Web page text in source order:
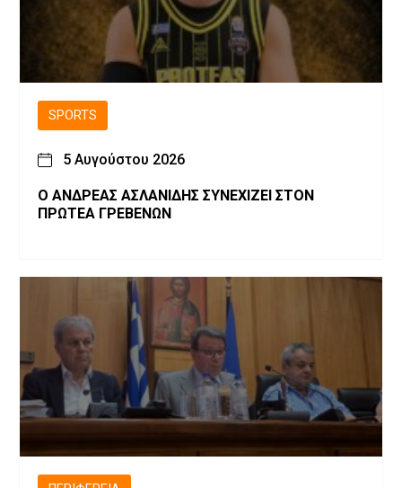
SPORTS
5 Αυγούστου 2026
Ο ΑΝΔΡΕΑΣ ΑΣΛΑΝΙΔΗΣ ΣΥΝΕΧΙΖΕΙ ΣΤΟΝ
ΠΡΩΤΕΑ ΓΡΕΒΕΝΩΝ